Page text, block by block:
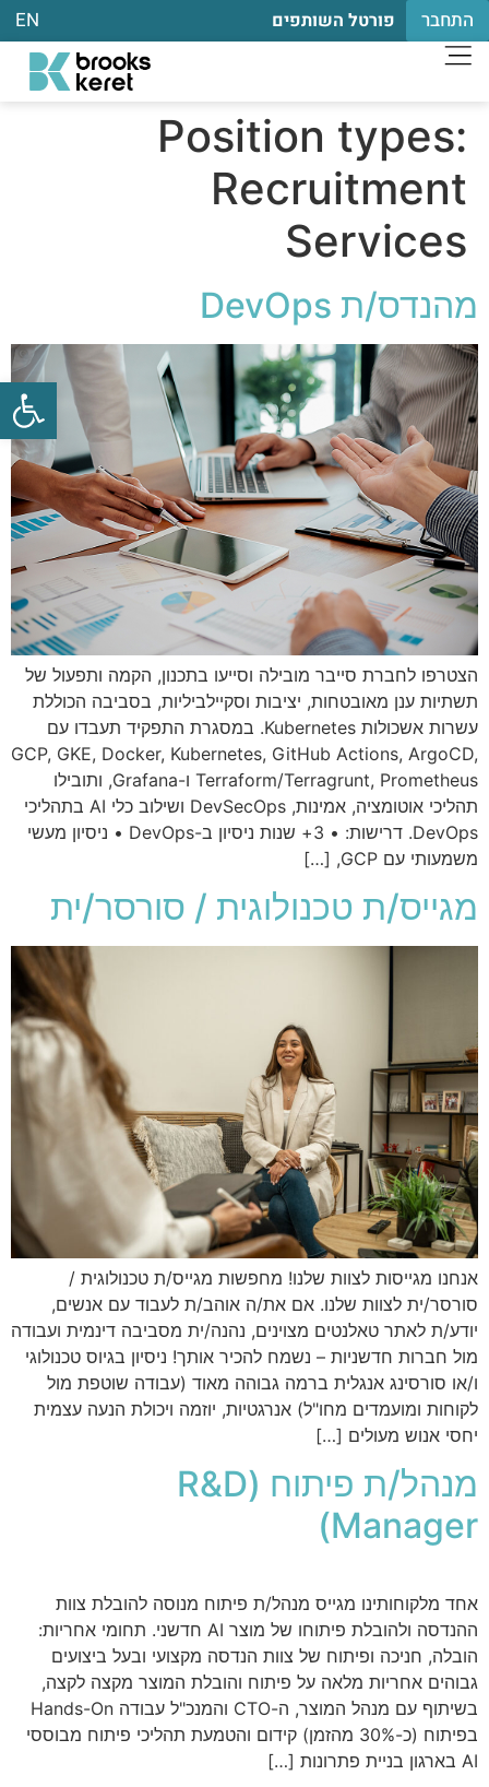
התחבר פורטל השותפים EN
Position types:
Recruitment
Services
מהנדס/ת DevOps
הצטרפו לחברת סייבר מובילה וסייעו בתכנון, הקמה ותפעול של
תשתיות ענן מאובטחות, יציבות וסקיילביליות, בסביבה הכוללת
עשרות אשכולות Kubernetes. במסגרת התפקיד תעבדו עם
GCP, GKE, Docker, Kubernetes, GitHub Actions, ArgoCD,
Terraform/Terragrunt, Prometheus ו-Grafana, ותובילו
תהליכי אוטומציה, אמינות, DevSecOps ושילוב כלי AI בתהליכי
DevOps. דרישות: • 3+ שנות ניסיון ב-DevOps • ניסיון מעשי
משמעותי עם GCP, […]
מגייס/ת טכנולוגית / סורסר/ית
אנחנו מגייסות לצוות שלנו! מחפשות מגייס/ת טכנולוגית /
סורסר/ית לצוות שלנו. אם את/ה אוהב/ת לעבוד עם אנשים,
יודע/ת לאתר טאלנטים מצוינים, נהנה/ית מסביבה דינמית ועבודה
מול חברות חדשניות – נשמח להכיר אותך! ניסיון בגיוס טכנולוגי
ו/או סורסינג אנגלית ברמה גבוהה מאוד (עבודה שוטפת מול
לקוחות ומועמדים מחו"ל) אנרגטיות, יוזמה ויכולת הנעה עצמית
יחסי אנוש מעולים […]
מנהל/ת פיתוח (R&D
Manager)
אחד מלקוחותינו מגייס מנהל/ת פיתוח מנוסה להובלת צוות
ההנדסה ולהובלת פיתוחו של מוצר AI חדשני. תחומי אחריות:
הובלה, חניכה ופיתוח של צוות הנדסה מקצועי ובעל ביצועים
גבוהים אחריות מלאה על פיתוח והובלת המוצר מקצה לקצה,
בשיתוף עם מנהל המוצר, ה-CTO והמנכ"ל עבודה Hands-On
בפיתוח (כ-30% מהזמן) קידום והטמעת תהליכי פיתוח מבוססי
AI בארגון בניית פתרונות […]